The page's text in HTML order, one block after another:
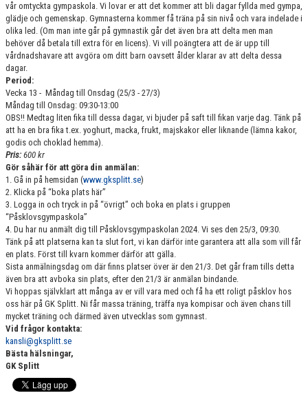
STÖDMEDLEM
SPONSRING
FRÅGOR & SVAR
FUNKTIONÄRER
FRITIDSKORTET
vår omtyckta gympaskola. Vi lovar er att det kommer att bli dagar fyllda med gympa,
glädje och gemenskap. Gymnasterna kommer få träna på sin nivå och vara indelade i
olika led. (Om man inte går på gymnastik går det även bra att delta men man
behöver då betala till extra för en licens). Vi vill poängtera att de är upp till
vårdnadshavare att avgöra om ditt barn oavsett ålder klarar av att delta dessa
dagar.
Period:
Vecka 13 - Måndag till Onsdag (25/3 - 27/3)
Måndag till Onsdag: 09:30-13:00
OBS!! Medtag liten fika till dessa dagar, vi bjuder på saft till fikan varje dag. Tänk på
att ha en bra fika t.ex. yoghurt, macka, frukt, majskakor eller liknande (lämna kakor,
godis och choklad hemma).
Pris: 600 kr
Gör såhär för att göra din anmälan:
1. Gå in på hemsidan (www.gksplitt.se)
2. Klicka på “boka plats här”
3. Logga in och tryck in på “övrigt” och boka en plats i gruppen
“Påsklovsgympaskola”
4. Du har nu anmält dig till Påsklovsgympaskolan 2024. Vi ses den 25/3, 09:30.
Tänk på att platserna kan ta slut fort, vi kan därför inte garantera att alla som vill får
en plats. Först till kvarn kommer därför att gälla.
Sista anmälningsdag om där finns platser över är den 21/3. Det går fram tills detta
även bra att avboka sin plats, efter den 21/3 är anmälan bindande.
Vi hoppas självklart att många av er vill vara med och få ha ett roligt påsklov hos
oss här på GK Splitt. Ni får massa träning, träffa nya kompisar och även chans till
mycket träning och därmed även utvecklas som gymnast.
Vid frågor kontakta:
kansli@gksplitt.se
Bästa hälsningar,
GK Splitt